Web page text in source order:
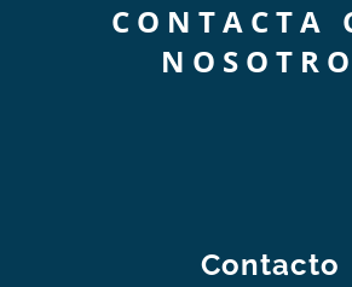
CONTACTA
Contacto